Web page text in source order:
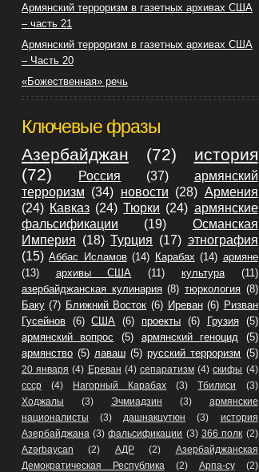
Армянский терроризм в газетных архивах США
– часть 21
Армянский терроризм в газетных архивах США
– Часть 20
«Божественная» речь
Ключевые фразы
Азербайджан (72)
история
(72)
Россия (37)
армянский
терроризм (34) новости (28) Армения
(24) Кавказ (24) Тюрки (24) армянские
фальсификации
(19)
Османская
Империя (18) Турция (17) этнография
(15) Аббас Исламов (14) Карабах (14) армяне
(13)
архивы США (11) культура
(11)
азербайджанская кулинария (8) тюркология (8)
Баку (7) Ближний Восток (6) Иреван (6) Ризван
Гусейнов
(6) США (6) проекты (6) Грузия
(5)
армянский вопрос
(5) армянский геноцид
(5)
армянство (5) лаваш (5) русский терроризм (5)
20 января (4) Ереван (4) сепаратизм (4) скифы (4)
ссср
(4) Нагорный Карабах (3) Тбилиси
(3)
Ходжалы
(3) Эчмиадзин (3)
армянские
националисты
(3) дашнакцутюн (3)
история
Азербайджана (3) фальсификации (3) 366 полк (2)
Azərbaycan
(2) АДР (2)
Азербайджанская
Демократическая Республика
(2) Арпа-су
(2)